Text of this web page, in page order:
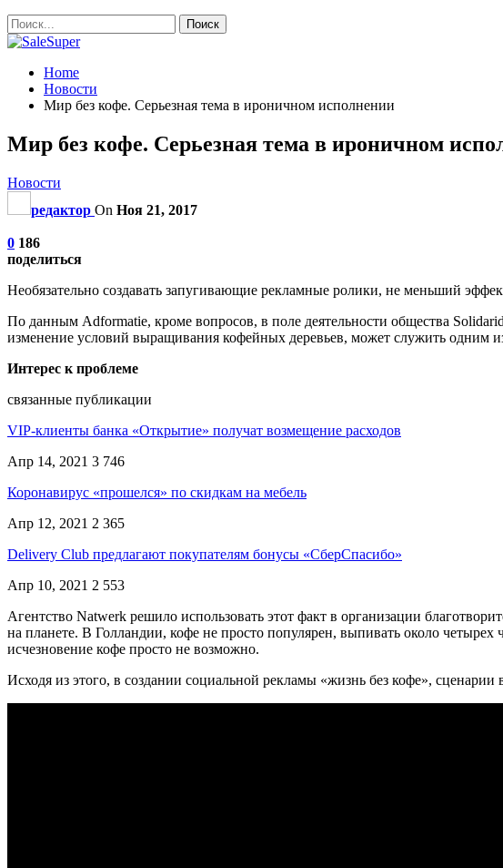
Home
Новости
Мир без кофе. Серьезная тема в ироничном исполнении
Мир без кофе. Серьезная тема в ироничном
Новости
редактор On Ноя 21, 2017
0 186
поделиться
Необязательно создавать запугивающие рекламные ролики, не меньший
По данным Adformatie, кроме вопросов, в поле деятельности общества
изменение условий выращивания кофейных деревьев, может служить одним
Интерес к проблеме
связанные публикации
VIP-клиенты банка «Открытие» получат возмещение расходов
Апр 14, 2021 3 746
Коронавирус «прошелся» по скидкам на мебель
Апр 12, 2021 2 365
Delivery Club предлагают покупателям бонусы «СберСпасибо»
Апр 10, 2021 2 553
Агентство Natwerk решило использовать этот факт в организации
на планете. В Голландии, кофе не просто популярен, выпивать около четырех
исчезновение кофе просто не возможно.
Исходя из этого, в создании социальной рекламы «жизнь без кофе»,